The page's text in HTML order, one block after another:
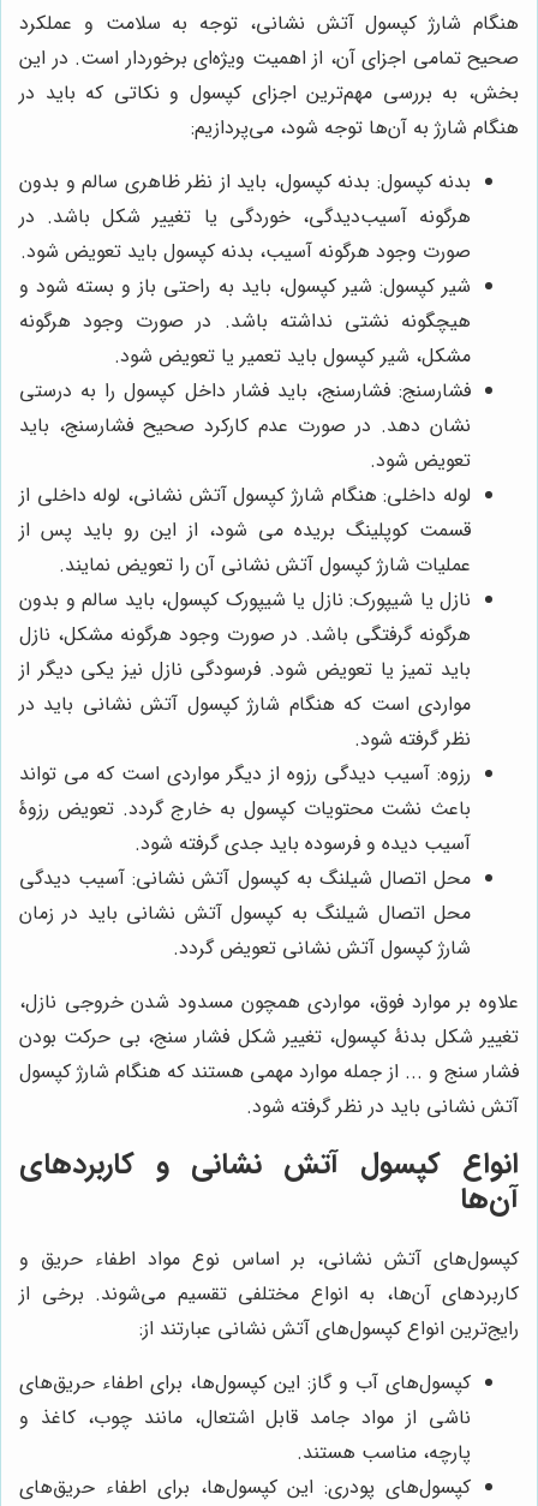
هنگام شارژ کپسول آتش نشانی، توجه به سلامت و عملکرد
صحیح تمامی اجزای آن، از اهمیت ویژه‌ای برخوردار است. در این
بخش، به بررسی مهم‌ترین اجزای کپسول و نکاتی که باید در
هنگام شارژ به آن‌ها توجه شود، می‌پردازیم:
بدنه کپسول: بدنه کپسول، باید از نظر ظاهری سالم و بدون
هرگونه آسیب‌دیدگی، خوردگی یا تغییر شکل باشد. در
صورت وجود هرگونه آسیب، بدنه کپسول باید تعویض شود.
شیر کپسول: شیر کپسول، باید به راحتی باز و بسته شود و
هیچگونه نشتی نداشته باشد. در صورت وجود هرگونه
مشکل، شیر کپسول باید تعمیر یا تعویض شود.
فشارسنج: فشارسنج، باید فشار داخل کپسول را به درستی
نشان دهد. در صورت عدم کارکرد صحیح فشارسنج، باید
تعویض شود.
لوله داخلی: هنگام شارژ کپسول آتش نشانی، لوله داخلی از
قسمت کوپلینگ بریده می شود، از این رو باید پس از
عملیات شارژ کپسول آتش نشانی آن را تعویض نمایند.
نازل یا شیپورک: نازل یا شیپورک کپسول، باید سالم و بدون
هرگونه گرفتگی باشد. در صورت وجود هرگونه مشکل، نازل
باید تمیز یا تعویض شود. فرسودگی نازل نیز یکی دیگر از
مواردی است که هنگام شارژ کپسول آتش نشانی باید در
نظر گرفته شود.
رزوه: آسیب دیدگی رزوه از دیگر مواردی است که می تواند
باعث نشت محتویات کپسول به خارج گردد. تعویض رزوۀ
آسیب دیده و فرسوده باید جدی گرفته شود.
محل اتصال شیلنگ به کپسول آتش نشانی: آسیب دیدگی
محل اتصال شیلنگ به کپسول آتش نشانی باید در زمان
شارژ کپسول آتش نشانی تعویض گردد.
علاوه بر موارد فوق، مواردی همچون مسدود شدن خروجی نازل،
تغییر شکل بدنۀ کپسول، تغییر شکل فشار سنج، بی حرکت بودن
فشار سنج و ... از جمله موارد مهمی هستند که هنگام شارژ کپسول
آتش نشانی باید در نظر گرفته شود.
انواع کپسول آتش نشانی و کاربردهای
آن‌ها
کپسول‌های آتش نشانی، بر اساس نوع مواد اطفاء حریق و
کاربردهای آن‌ها، به انواع مختلفی تقسیم می‌شوند. برخی از
رایج‌ترین انواع کپسول‌های آتش نشانی عبارتند از:
کپسول‌های آب و گاز: این کپسول‌ها، برای اطفاء حریق‌های
ناشی از مواد جامد قابل اشتعال، مانند چوب، کاغذ و
پارچه، مناسب هستند.
کپسول‌های پودری: این کپسول‌ها، برای اطفاء حریق‌های